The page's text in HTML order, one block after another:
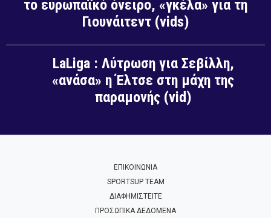
το ευρωπαϊκό όνειρο, «γκέλα» για τη
Γιουνάιτεντ (vids)
LaLiga : Λύτρωση για Σεβίλλη,
«ανάσα» η Έλτσε στη μάχη της
παραμονής (vid)
ΕΠΙΚΟΙΝΩΝΙΑ
SPORTSUP TEAM
ΔΙΑΦΗΜΙΣΤΕΙΤΕ
ΠΡΟΣΩΠΙΚΑ ΔΕΔΟΜΕΝΑ